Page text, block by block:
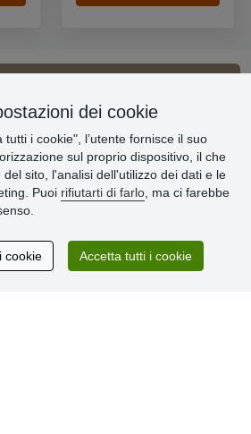
dei cookie
i cookie", l’utente fornisce il suo
sul proprio dispositivo, il che
sito, l'analisi dell'utilizzo dei dati e le
Puoi rifiutarti di farlo , ma ci farebbe
cookie Accetta tutti i cookie